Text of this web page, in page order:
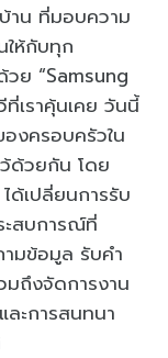
าน ที่มอบความ
ให้กับทุก
ย “Samsung
เราคุ้นเคย วันนี้
งครอบครัวใน
ด้วยกัน โดย
ด้เปลี่ยนการรับ
ะสบการณ์ที่
มข้อมูล รับคำ
มถึงจัดการงาน
ะการสนทนา